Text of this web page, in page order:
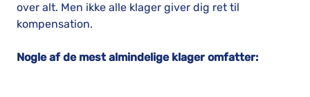
over alt. Men ikke alle klager giver dig ret til
kompensation.
Nogle af de mest almindelige klager omfatter: